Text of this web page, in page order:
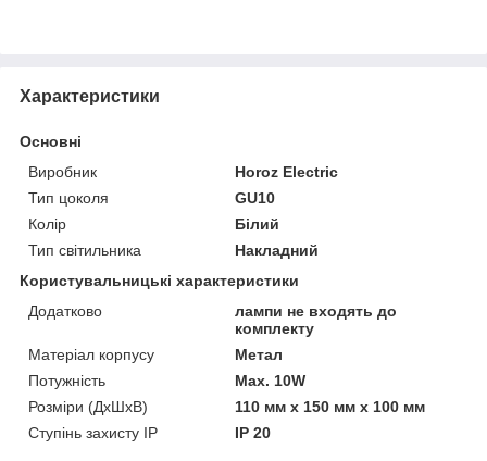
Характеристики
Основні
Виробник
Horoz Electric
Тип цоколя
GU10
Колір
Білий
Тип світильника
Накладний
Користувальницькі характеристики
Додатково
лампи не входять до
комплекту
Матеріал корпусу
Метал
Потужність
Max. 10W
Розміри (ДхШхВ)
110 мм х 150 мм х 100 мм
Ступінь захисту IP
ІР 20